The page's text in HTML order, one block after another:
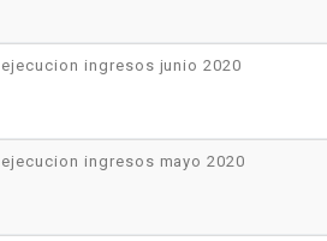
ejecucion ingresos junio 2020
ejecucion ingresos mayo 2020